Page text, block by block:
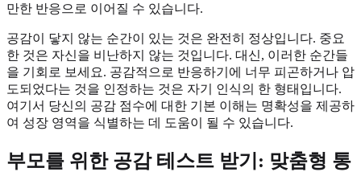
만한 반응으로 이어질 수 있습니다.
공감이 닿지 않는 순간이 있는 것은 완전히 정상입니다. 중요
한 것은 자신을 비난하지 않는 것입니다. 대신, 이러한 순간들
을 기회로 보세요. 공감적으로 반응하기에 너무 피곤하거나 압
도되었다는 것을 인정하는 것은 자기 인식의 한 형태입니다.
여기서 당신의 공감 점수에 대한 기본 이해는 명확성을 제공하
여 성장 영역을 식별하는 데 도움이 될 수 있습니다.
부모를 위한 공감 테스트 받기: 맞춤형 통